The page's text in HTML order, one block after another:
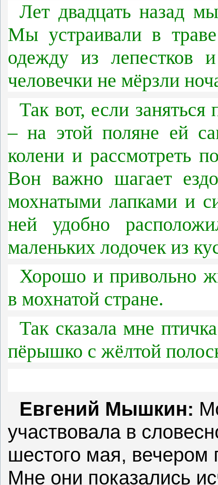
Лет двадцать назад
Мы устраивали в
одежду из лепестков
человечки не мёрзли
Так вот, если
– на этой поляне ей
колени и рассмотреть
Вон важно шагает
мохнатыми лапками и
ней удобно
маленьких лодочек из
Хорошо и привольно
в мохнатой стране.
Так сказала мне
пёрышко с жёлтой
Евгений Мышкин:
участвовала в
шестого мая, вечером
Мне они показались